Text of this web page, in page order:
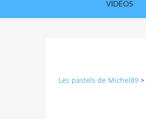
VIDÉOS
Les pastels de Michel89 >